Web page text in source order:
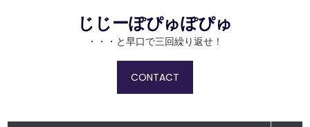
じじーぽぴゅぽぴゅ
・・・と早口で三回繰り返せ！
CONTACT